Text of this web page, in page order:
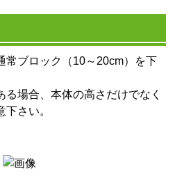
常ブロック（10～20cm）を下
場合、本体の高さだけでなく
さい。